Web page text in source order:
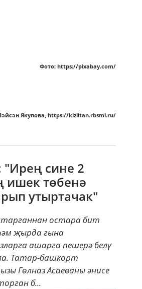
Фото: https://pixabay.com/
Якупова, https://kiziltan.rbsmi.ru/
"Ирең сине 2
ишек төбенә
утыртачак"
остара бит
җырда гына
ашарга пешерә белү
Татар-башкорт
Гөлназ Асаеваны әнисе
б...